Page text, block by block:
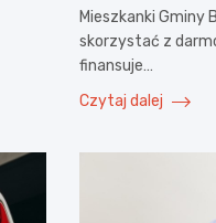
Mieszkanki Gminy
skorzystać z
finansuje…
Czytaj dalej